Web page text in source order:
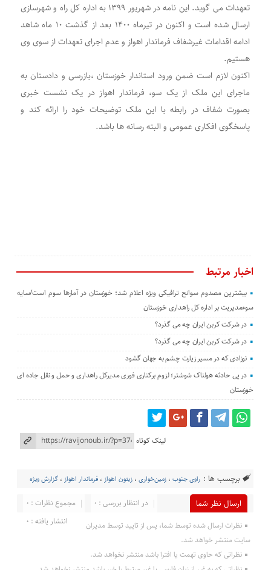
تعهدات می گوید. این نامه در شهریور ۱۳۹۹ به اداره کل راه و شهرسازی
ارسال شده است و اکنون در تیرماه ۱۴۰۰ بعد از گذشت ۱۰ ماه شاهد
ادامه اقدامات غیرشفاف فرماندار اهواز و عدم اجرای تعهدات از سوی وی
هستیم.
اکنون لازم است ضمن ورود استاندار خوزستان ،بازرسی و دادستان به
ماجرای این ملک از یک سو، فرماندار اهواز در یک نشست خبری
بصورت شفاف در رابطه با این ملک توضیحات خود را ارائه کند و
پاسخگوی افکاری عمومی و البته رسانه ها باشد.
اخبار مرتبط
بیشترین مصدوم سوانح ترافیکی ویژه اعلام شد؛ خوزستان در آمارها سوم است/سایه
سوءمدیریت بر اداره کل راهداری خوزستان
در شرکت کربن ایران چه می گذرد؟
در شرکت کربن ایران چه می گذرد؟
نوزادی که در مسیر زیارت چشم به جهان گشود
در پی حادثه هولناک شوشتر؛ لزوم برکناری فوری مدیرکل راهداری و حمل و نقل جاده ای
خوزستان
لینک کوتاه
برچسب ها : راوی جنوب ،زمین‌خواری ،زیتون اهواز ،فرماندار اهواز ،گزارش ویژه
ارسال نظر شما مجموع نظرات : 0
در انتظار بررسی : 0
انتشار یافته : 0
نظرات ارسال شده توسط شما، پس از تایید توسط مدیران
سایت منتشر خواهد شد.
نظراتی که حاوی تهمت یا افترا باشد منتشر نخواهد شد.